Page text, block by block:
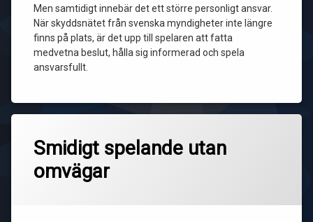
Men samtidigt innebär det ett större personligt ansvar.
När skyddsnätet från svenska myndigheter inte längre
finns på plats, är det upp till spelaren att fatta
medvetna beslut, hålla sig informerad och spela
ansvarsfullt.
Smidigt spelande utan
omvägar